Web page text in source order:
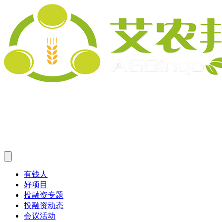
有钱人
好项目
投融资专题
投融资动态
会议活动